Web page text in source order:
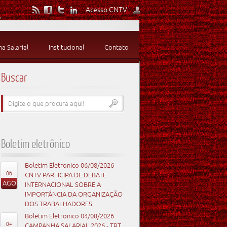
Acesso CNTV
Salarial Institucional Contato
Buscar
Boletim eletrônico
06
AGO
Boletim Eletronico 06/08/2026
CNTV PARTICIPA DE DEBATE
INTERNACIONAL SOBRE A
IMPORTÂNCIA DA ORGANIZAÇÃO
DOS TRABALHADORES
04
Boletim Eletronico 04/08/2026